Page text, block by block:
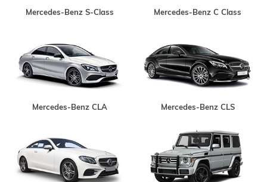
Mercedes-Benz S-Class Mercedes-Benz C Class
Mercedes-Benz CLA Mercedes-Benz CLS